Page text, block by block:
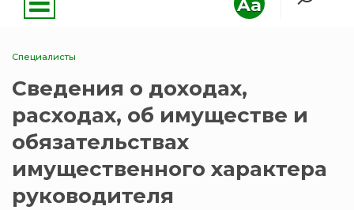
Aa
Специалисты
Сведения о доходах,
расходах, об имуществе и
обязательствах
имущественного характера
руководителя